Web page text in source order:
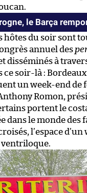
le Barça
hôtes du soir sont
annuel des
disséminés à
ce soir-là :
un week-end de
Romon,
portent le
dans le monde des
l’espace